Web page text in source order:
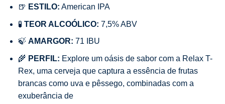
🍺 ESTILO: American IPA
🧪 TEOR ALCOÓLICO: 7,5% ABV
🍃 AMARGOR: 71 IBU
🌾 PERFIL: Explore um oásis de sabor com a Relax T-
Rex, uma cerveja que captura a essência de frutas
brancas como uva e pêssego, combinadas com a
exuberância de